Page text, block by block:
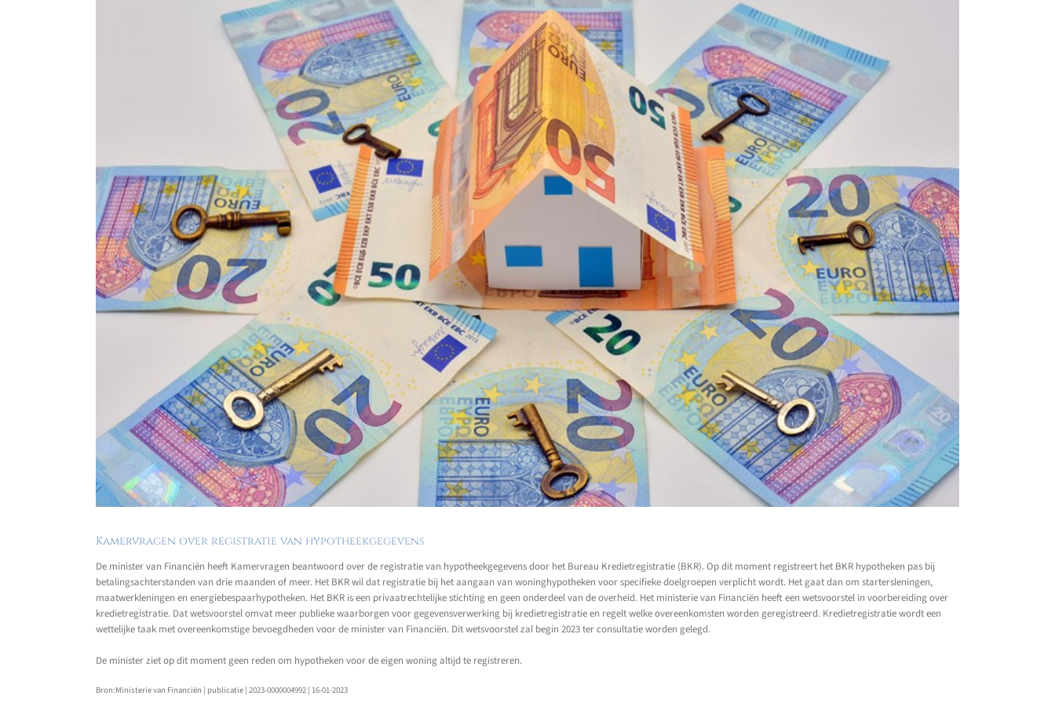
Kamervragen over registratie van hypotheekgegevens
De minister van Financiën heeft Kamervragen beantwoord over de registratie van hypotheekgegevens door het Bureau Kredietregistratie (BKR). Op dit moment registreert het BKR hypotheken pas bij
betalingsachterstanden van drie maanden of meer. Het BKR wil dat registratie bij het aangaan van woninghypotheken voor specifieke doelgroepen verplicht wordt. Het gaat dan om startersleningen,
maatwerkleningen en energiebespaarhypotheken. Het BKR is een privaatrechtelijke stichting en geen onderdeel van de overheid. Het ministerie van Financiën heeft een wetsvoorstel in voorbereiding over
kredietregistratie. Dat wetsvoorstel omvat meer publieke waarborgen voor gegevensverwerking bij kredietregistratie en regelt welke overeenkomsten worden geregistreerd. Kredietregistratie wordt een
wettelijke taak met overeenkomstige bevoegdheden voor de minister van Financiën. Dit wetsvoorstel zal begin 2023 ter consultatie worden gelegd.
De minister ziet op dit moment geen reden om hypotheken voor de eigen woning altijd te registreren.
Bron:Ministerie van Financiën | publicatie | 2023-0000004992 | 16-01-2023